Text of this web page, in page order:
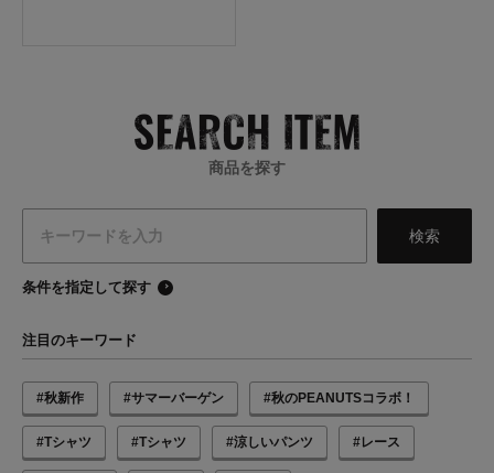
商品を探す
条件を指定して探す
注目のキーワード
#秋新作 #サマーバーゲン #秋のPEANUTSコラボ！
#Tシャツ #Tシャツ #涼しいパンツ #レース